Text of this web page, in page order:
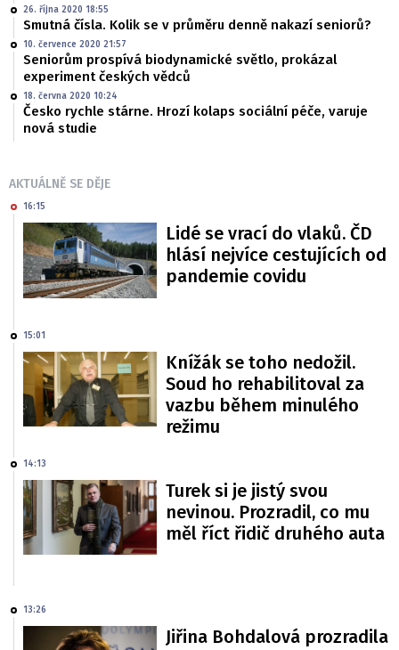
26. října 2020 18:55
Smutná čísla. Kolik se v průměru denně nakazí seniorů?
10. července 2020 21:57
Seniorům prospívá biodynamické světlo, prokázal
experiment českých vědců
18. června 2020 10:24
Česko rychle stárne. Hrozí kolaps sociální péče, varuje
nová studie
AKTUÁLNĚ SE DĚJE
16:15
Lidé se vrací do vlaků. ČD
hlásí nejvíce cestujících od
pandemie covidu
15:01
Knížák se toho nedožil.
Soud ho rehabilitoval za
vazbu během minulého
režimu
14:13
Turek si je jistý svou
nevinou. Prozradil, co mu
měl říct řidič druhého auta
13:26
Jiřina Bohdalová prozradila